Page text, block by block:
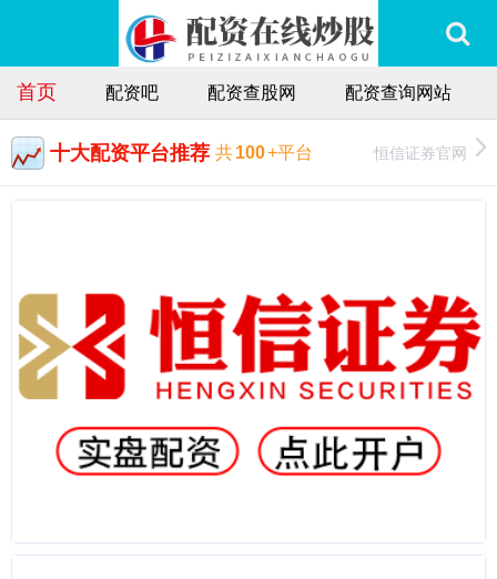
首页 配资吧 配资查股网 配资查询网站
十大配资平台推荐 共100+平台 恒信证券官网